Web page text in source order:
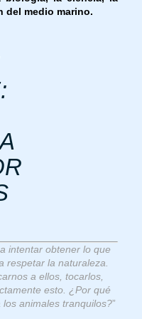
del medio marino.
intentar obtener lo que
respetar la naturaleza.
a ellos, tocarlos,
esto. ¿Por qué
animales tranquilos?”